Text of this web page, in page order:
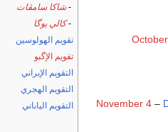
-شاكا سامڤات
-كالي يوگا
تقويم الهولوسين
تقويم الإگبو
التقويم الإيراني
التقويم الهجري
التقويم الياباني
November 4–